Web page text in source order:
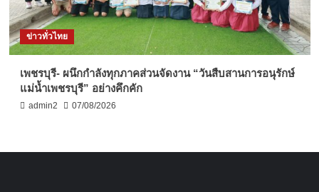
ข่าวทั่วไทย
เพชรบุรี- ผนึกกำลังทุกภาคส่วนจัดงาน “วันสืบสานการอนุรักษ์
แม่น้ำเพชรบุรี” อย่างคึกคัก
admin2 07/08/2026